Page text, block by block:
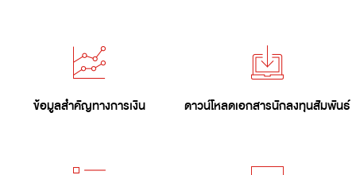
ข้อมูลสำคัญทางการเงิน ดาวน์โหลดเอกสารนักลงทุนสัมพันธ์